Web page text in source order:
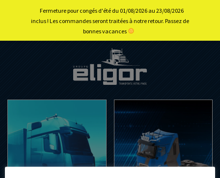
Fermeture pour congés d'été du 01/08/2026 au 23/08/2026
inclus ! Les commandes seront traitées à notre retour. Passez de
bonnes vacances